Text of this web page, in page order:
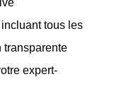
incluant tous les
transparente
expert-